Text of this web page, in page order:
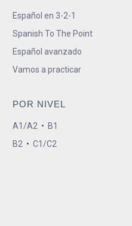
Español en 3-2-1
Spanish To The Point
Español avanzado
Vamos a practicar
POR NIVEL
A1/A2 • B1
B2 • C1/C2